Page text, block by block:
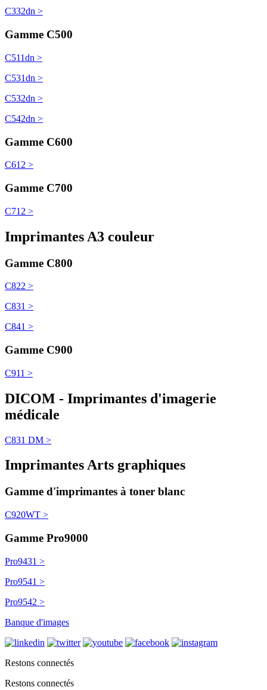
C332dn >
Gamme C500
C511dn >
C531dn >
C532dn >
C542dn >
Gamme C600
C612 >
Gamme C700
C712 >
Imprimantes A3 couleur
Gamme C800
C822 >
C831 >
C841 >
Gamme C900
C911 >
DICOM - Imprimantes d'imagerie
médicale
C831 DM >
Imprimantes Arts graphiques
Gamme d'imprimantes à toner blanc
C920WT >
Gamme Pro9000
Pro9431 >
Pro9541 >
Pro9542 >
Banque d'images
Restons connectés
Restons connectés